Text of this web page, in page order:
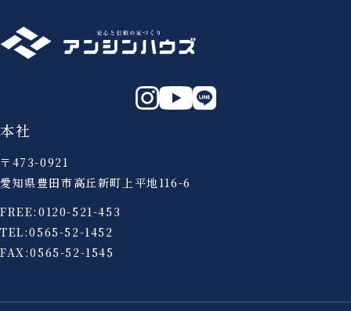
本社
〒473-0921
愛知県豊田市高丘新町上平地116-6
FREE: 0120-521-453
TEL:0565-52-1452
FAX:0565-52-1545